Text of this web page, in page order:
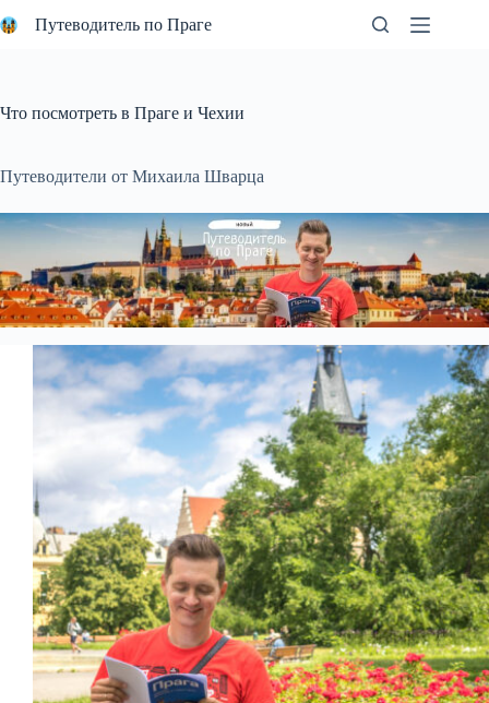
к
Путеводитель по Праге
Что посмотреть в Праге и Чехии
Путеводители от Михаила Шварца